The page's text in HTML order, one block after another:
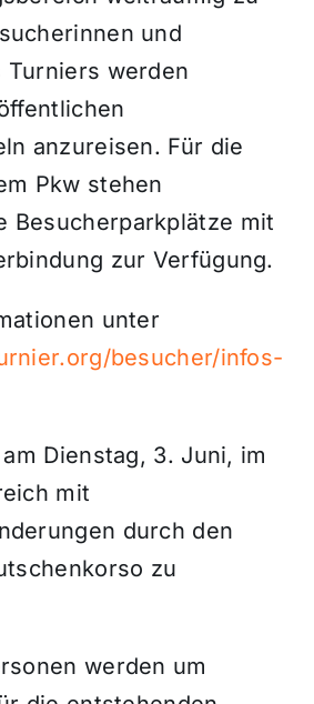
und
Turniers werden
anzureisen. Für die
Pkw stehen
Besucherparkplätze mit
zur Verfügung.
unter
besucher/infos-
Dienstag, 3. Juni, im
mit
durch den
zu
werden um